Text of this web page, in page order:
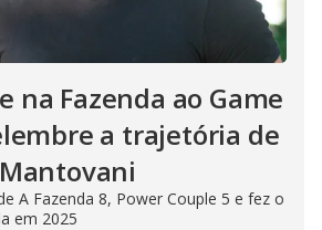
na Fazenda ao Game
a trajetória de
A Fazenda 8, Power Couple 5 e fez o
em 2025